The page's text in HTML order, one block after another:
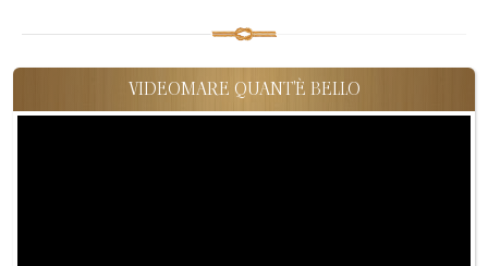
VIDEOMARE QUANT'È BELLO